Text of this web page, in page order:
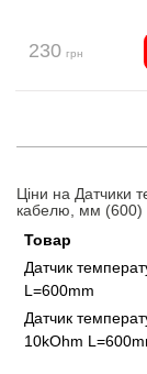
230 грн
Ціни на Датчики
кабелю, мм (600)
Товар
Датчик
L=600mm
Датчик
10kOhm